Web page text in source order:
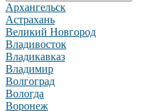
Архангельск
Астрахань
Великий Новгород
Владивосток
Владикавказ
Владимир
Волгоград
Вологда
Воронеж